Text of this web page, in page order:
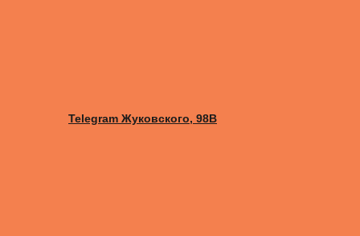
Telegram Жуковского, 98B